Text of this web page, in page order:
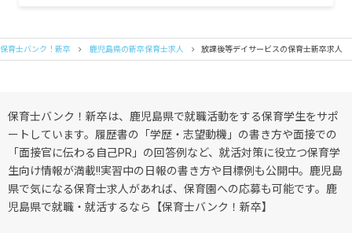
保育士バンク！新卒 鹿児島県の新卒保育士求人 放課後等デイサービスの保育士新卒求人
保育士バンク！新卒は、鹿児島県で就職活動をする保育学生をサポ
ートしています。履歴書の「学歴・志望動機」の書き方や面接での
「面接官に伝わる自己PR」の回答例など、就活対策に役立つ保育学
生向け情報が満載!!実習中の日報の書き方や目標例も公開中。鹿児島
県で気になる保育士求人があれば、保育園への応募も可能です。鹿
児島県で就職・就活するなら【保育士バンク！新卒】